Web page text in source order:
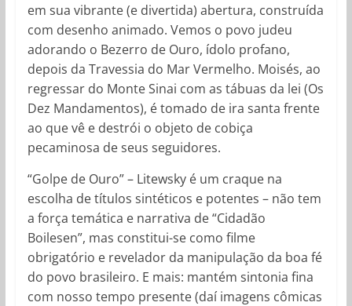
em sua vibrante (e divertida) abertura, construída
com desenho animado. Vemos o povo judeu
adorando o Bezerro de Ouro, ídolo profano,
depois da Travessia do Mar Vermelho. Moisés, ao
regressar do Monte Sinai com as tábuas da lei (Os
Dez Mandamentos), é tomado de ira santa frente
ao que vê e destrói o objeto de cobiça
pecaminosa de seus seguidores.
“Golpe de Ouro” – Litewsky é um craque na
escolha de títulos sintéticos e potentes – não tem
a força temática e narrativa de “Cidadão
Boilesen”, mas constitui-se como filme
obrigatório e revelador da manipulação da boa fé
do povo brasileiro. E mais: mantém sintonia fina
com nosso tempo presente (daí imagens cômicas